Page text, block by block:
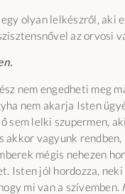
olyan lelkészről, aki
az orvosi
nem engedheti meg
nem akarja Isten
sem lelki szupermen,
akkor vagyunk
mégis nehezen
Isten jól hordozza, neki
mi van a szívemben.